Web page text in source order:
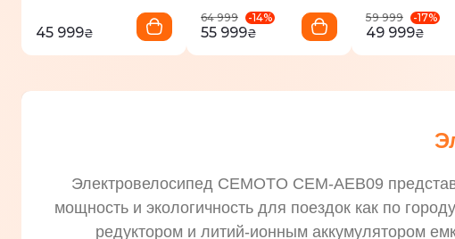
45 999₴
64 999
-14%
55 999₴
59 999
-17%
49 999₴
Электровелосипед CEMOTO CEM-AEB09
мощность и экологичность для поездок как по
редуктором и литий-ионным аккумулятором